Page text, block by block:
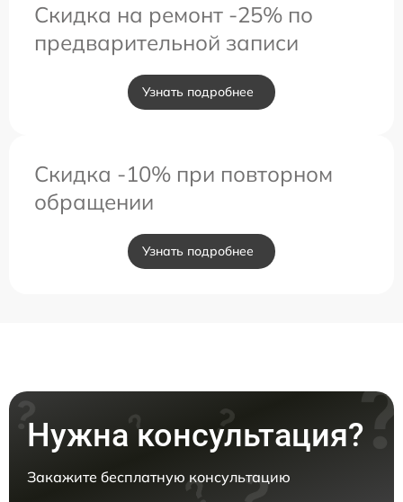
Скидка на ремонт -25% по
предварительной записи
Узнать подробнее
Скидка -10% при повторном
обращении
Узнать подробнее
Нужна консультация?
Закажите бесплатную консультацию